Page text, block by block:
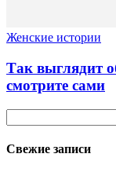
Женские истории
Так выглядит
смотрите сами
Свежие записи